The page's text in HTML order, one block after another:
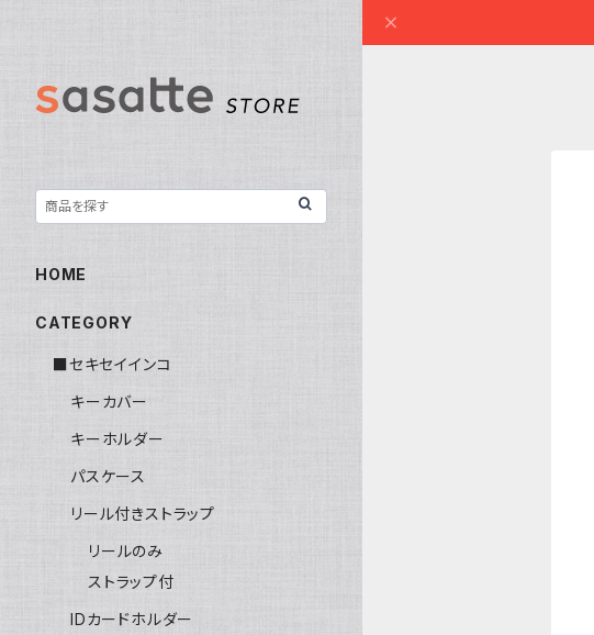
HOME
CATEGORY
■セキセイインコ
キーカバー
キーホルダー
パスケース
リール付きストラップ
リールのみ
ストラップ付
IDカードホルダー